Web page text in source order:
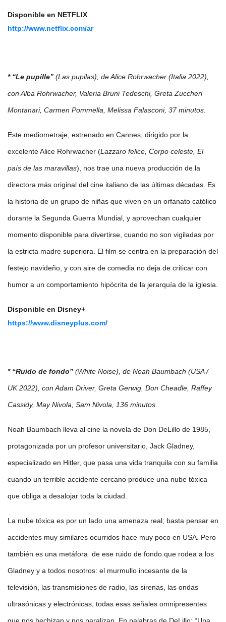
Disponible en NETFLIX
http://www.netflix.com/ar
* “Le pupille” (Las pupilas), de Alice Rohrwacher (Italia 2022),
con Alba Rohrwacher, Valeria Bruni Tedeschi, Greta Zuccheri
Montanari, Carmen Pommella, Melissa Falasconi, 37 minutos.
Este mediometraje, estrenado en Cannes, dirigido por la
excelente Alice Rohrwacher (Lazzaro felice, Corpo celeste, El
país de las maravillas), nos trae una nueva producción de la
directora más original del cine italiano de las últimas décadas. Es
la historia de un grupo de niñas que viven en un orfanato católico
durante la Segunda Guerra Mundial, y aprovechan cualquier
momento disponible para divertirse, cuando no son vigiladas por
la estricta madre superiora. El film se centra en la preparación del
festejo navideño, y con aire de comedia no deja de criticar con
humor a un comportamiento hipócrita de la jerarquía de la iglesia.
Disponible en Disney+
https://www.disneyplus.com/
* “Ruido de fondo” (White Noise), de Noah Baumbach (USA /
UK 2022), con Adam Driver, Greta Gerwig, Don Cheadle, Raffey
Cassidy, May Nivola, Sam Nivola, 136 minutos.
Noah Baumbach lleva al cine la novela de Don DeLillo de 1985,
protagonizada por un profesor universitario, Jack Gladney,
especializado en Hitler, que pasa una vida tranquila con su familia
cuando un terrible accidente cercano produce una nube tóxica
que obliga a desalojar toda la ciudad.
La nube tóxica es por un lado una amenaza real; basta pensar en
accidentes muy similares ocurridos hace muy poco en USA. Pero
también es una metáfora de ese ruido de fondo que rodea a los
Gladney y a todos nosotros: el murmullo incesante de la
televisión, las transmisiones de radio, las sirenas, las ondas
ultrasónicas y electrónicas, todas esas señales omnipresentes